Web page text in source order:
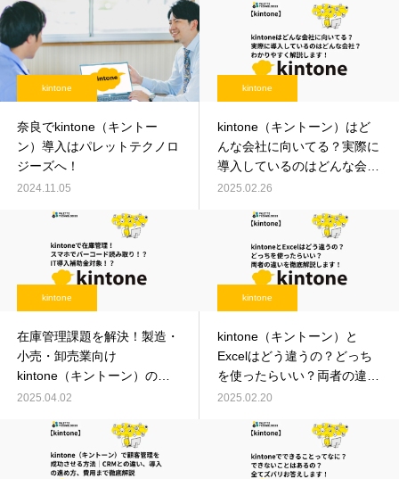
kintone
奈良でkintone（キントー
ン）導入はパレットテクノロ
ジーズへ！
2024.11.05
kintone
kintone（キントーン）はど
んな会社に向いてる？実際に
導入しているのはどんな会
社？わかりやすく解説しま
2025.02.26
kintone
在庫管理課題を解決！製造・
小売・卸売業向け
kintone（キントーン）の在
庫管理パッケージ【IT導入補
2025.04.02
kintone
kintone（キントーン）と
Excelはどう違うの？どっち
を使ったらいい？両者の違い
を徹底解説します！
2025.02.20